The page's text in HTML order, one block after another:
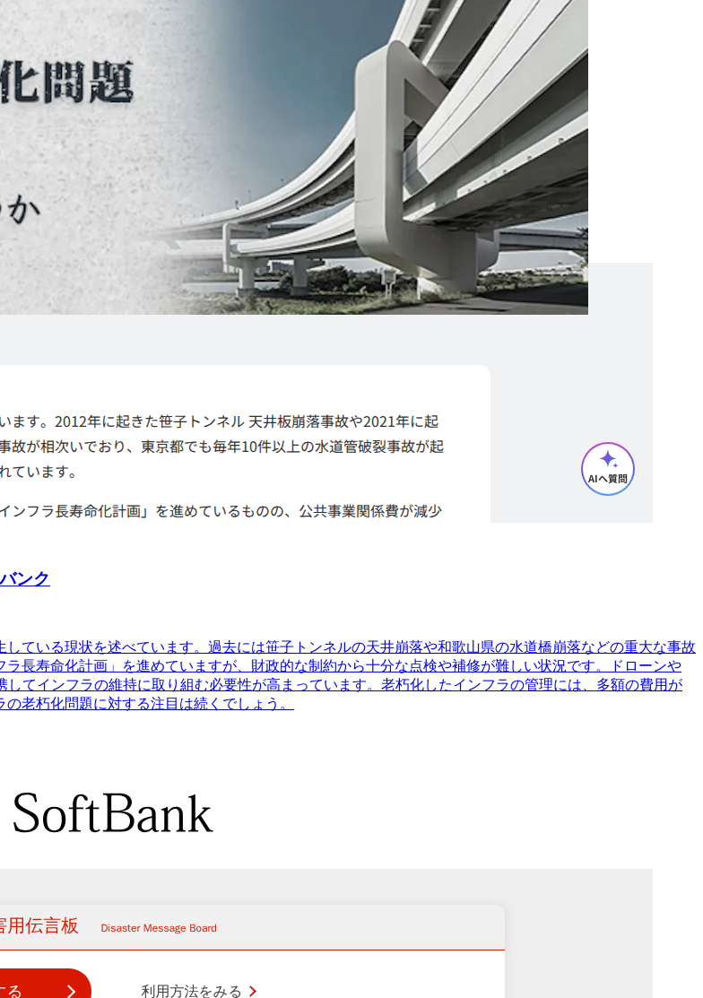
ンク
ている現状を述べています。過去には笹子トンネルの天井崩落や和歌山県の水道橋崩落などの重大な事故
長寿命化計画」を進めていますが、財政的な制約から十分な点検や補修が難しい状況です。ドローンや
てインフラの維持に取り組む必要性が高まっています。老朽化したインフラの管理には、多額の費用が
老朽化問題に対する注目は続くでしょう。